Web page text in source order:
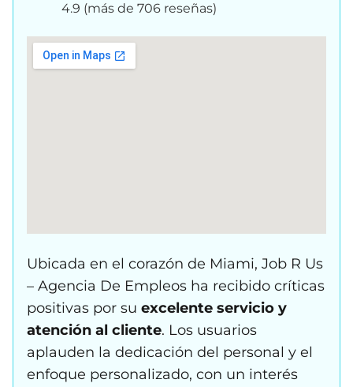
4.9 (más de 706 reseñas)
Ubicada en el corazón de Miami, Job R Us
– Agencia De Empleos ha recibido críticas
positivas por su excelente servicio y
atención al cliente. Los usuarios
aplauden la dedicación del personal y el
enfoque personalizado, con un interés